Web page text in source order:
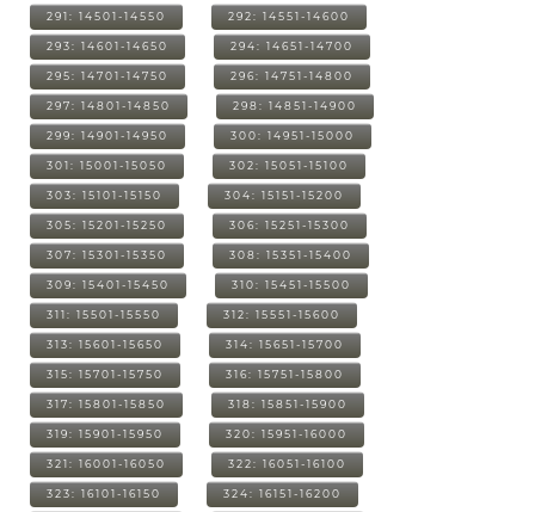
291: 14501-14550 292: 14551-14600
293: 14601-14650 294: 14651-14700
295: 14701-14750 296: 14751-14800
297: 14801-14850 298: 14851-14900
299: 14901-14950 300: 14951-15000
301: 15001-15050 302: 15051-15100
303: 15101-15150 304: 15151-15200
305: 15201-15250 306: 15251-15300
307: 15301-15350 308: 15351-15400
309: 15401-15450 310: 15451-15500
311: 15501-15550 312: 15551-15600
313: 15601-15650 314: 15651-15700
315: 15701-15750 316: 15751-15800
317: 15801-15850 318: 15851-15900
319: 15901-15950 320: 15951-16000
321: 16001-16050 322: 16051-16100
323: 16101-16150 324: 16151-16200